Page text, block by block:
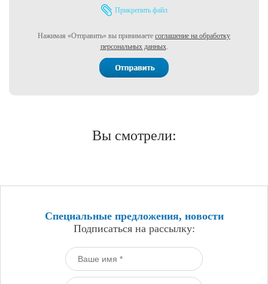
Прикрепить файл
Нажимая «Отправить» вы принимаете соглашение на обработку
персональных данных.
Вы смотрели:
Специальные предложения, новости
Подписаться на рассылку: